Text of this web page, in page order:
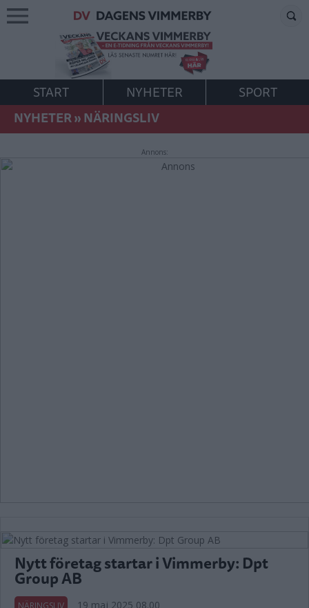
START NYHETER
SPORT
NYHETER»NÄRINGSLIV
Annons:
Nytt företag startar i Vimmerby: Dpt
Group AB
NÄRINGSLIV 19 maj 2025 08.00